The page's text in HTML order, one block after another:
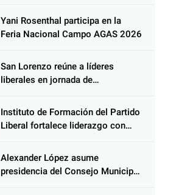
peso de la ley al responsable de
Choloma es consolidar un Estado
que protege al verdugo y
Yani Rosenthal participa en la
Feria Nacional Campo AGAS 2026
San Lorenzo reúne a líderes
liberales en jornada de
Instituto de Formación del Partido
Liberal fortalece liderazgo con
Alexander López asume
presidencia del Consejo Municipal